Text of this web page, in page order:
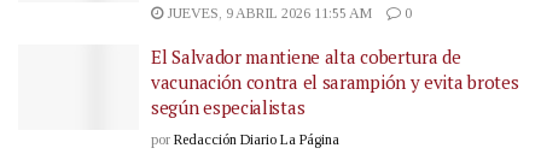
JUEVES, 9 ABRIL 2026 11:55 AM
0
El Salvador mantiene alta cobertura de
vacunación contra el sarampión y evita brotes
según especialistas
por Redacción Diario La Página